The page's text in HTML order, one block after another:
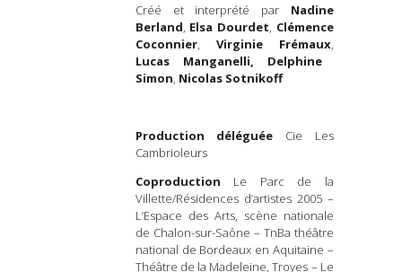
Créé et interprété par Nadine
Berland, Elsa Dourdet, Clémence
Coconnier, Virginie Frémaux,
Lucas Manganelli, Delphine
Simon, Nicolas Sotnikoff
Production déléguée Cie Les
Cambrioleurs
Coproduction Le Parc de la
Villette/Résidences d’artistes 2005 –
L’Espace des Arts, scène nationale
de Chalon-sur-Saône – TnBa théâtre
national de Bordeaux en Aquitaine –
Théâtre de la Madeleine, Troyes – Le
et